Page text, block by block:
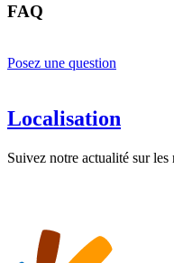
FAQ
Posez une question
Localisation
Suivez notre actualité sur les